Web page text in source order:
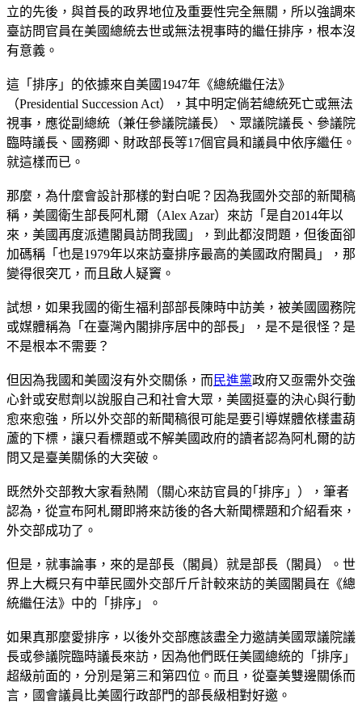
立的先後，與首長的政界地位及重要性完全無關，所以強調來
臺訪問官員在美國總統去世或無法視事時的繼任排序，根本沒
有意義。
這「排序」的依據來自美國1947年《總統繼任法》
（Presidential Succession Act），其中明定倘若總統死亡或無法
視事，應從副總統（兼任參議院議長）、眾議院議長、參議院
臨時議長、國務卿、財政部長等17個官員和議員中依序繼任。
就這樣而已。
那麼，為什麼會設計那樣的對白呢？因為我國外交部的新聞稿
稱，美國衛生部長阿札爾（Alex Azar）來訪「是自2014年以
來，美國再度派遣閣員訪問我國」，到此都沒問題，但後面卻
加碼稱「也是1979年以來訪臺排序最高的美國政府閣員」，那
變得很突兀，而且啟人疑竇。
試想，如果我國的衛生福利部部長陳時中訪美，被美國國務院
或媒體稱為「在臺灣內閣排序居中的部長」，是不是很怪？是
不是根本不需要？
但因為我國和美國沒有外交關係，而 民進黨政府又亟需外交強
心針或安慰劑以說服自己和社會大眾，美國挺臺的決心與行動
愈來愈強，所以外交部的新聞稿很可能是要引導媒體依樣畫葫
蘆的下標，讓只看標題或不解美國政府的讀者認為阿札爾的訪
問又是臺美關係的大突破。
既然外交部教大家看熱鬧（關心來訪官員的｢排序」），筆者
認為，從宣布阿札爾即將來訪後的各大新聞標題和介紹看來，
外交部成功了。
但是，就事論事，來的是部長（閣員）就是部長（閣員）。世
界上大概只有中華民國外交部斤斤計較來訪的美國閣員在《總
統繼任法》中的「排序」。
如果真那麼愛排序，以後外交部應該盡全力邀請美國眾議院議
長或參議院臨時議長來訪，因為他們既任美國總統的「排序」
超級前面的，分別是第三和第四位。而且，從臺美雙邊關係而
言，國會議員比美國行政部門的部長級相對好邀。